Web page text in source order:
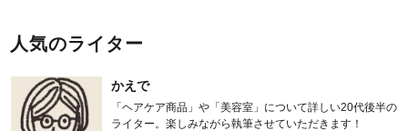
人気のライター
かえで
「ヘアケア商品」や「美容室」について詳しい20代後半の
ライター。楽しみながら執筆させていただきます！